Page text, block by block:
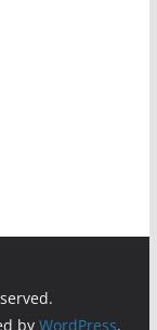
by WordPress.